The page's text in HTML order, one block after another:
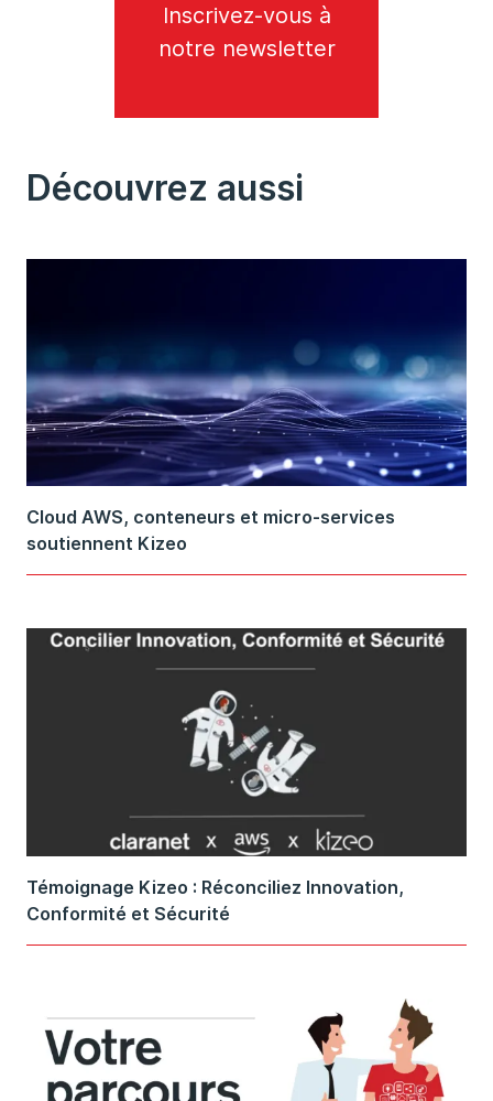
Inscrivez-vous à
notre newsletter
Découvrez aussi
Cloud AWS, conteneurs et micro-services
soutiennent Kizeo
Témoignage Kizeo : Réconciliez Innovation,
Conformité et Sécurité